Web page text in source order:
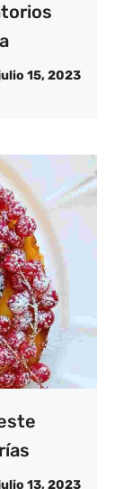
15, 2023
13, 2023